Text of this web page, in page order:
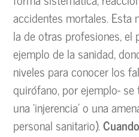
accidentes mortales.
la de otras profesiones, el
ejemplo de la sanidad,
niveles para conocer los
quirófano, por ejemplo-
una ‘injerencia’ o una
personal sanitario).